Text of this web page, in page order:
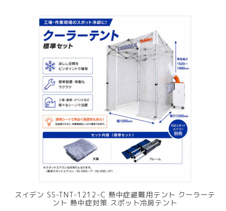
スイデン SS-TNT-1212-C 熱中症避難用テント クーラーテ
ント 熱中症対策 スポット冷房テント